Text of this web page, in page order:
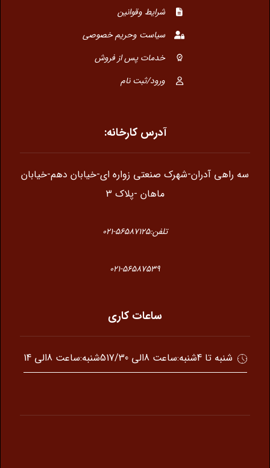
شرایط وقوانین
سیاست وحریم خصوصی
خدمات پس از فروش
ورود/ثبت نام
آدرس کارخانه:
سه راهی آدران-شهرک صنعتی زواره ای-خیابان دهم-خیابان
ماهان -پلاک 3
تلفن:56587125-021
021-56587539
ساعات کاری
شنبه تا 4شنبه:ساعت 8الی 17/30 5شنبه:ساعت 8الی 14